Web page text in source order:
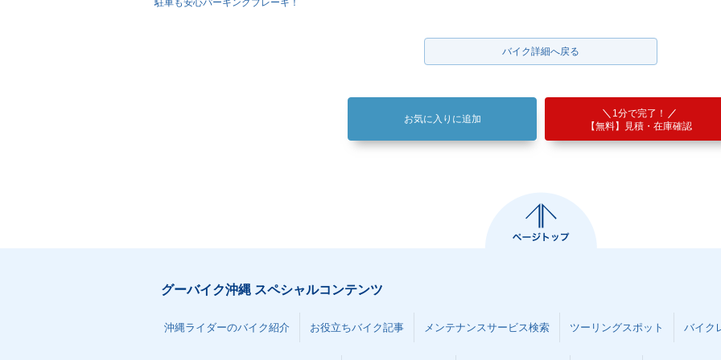
バイク詳細へ戻る
お気に入りに追加
1分で完了！
【無料】見積・在庫確認
グーバイク沖縄 スペシャルコンテンツ
沖縄ライダーのバイク紹介 お役立ちバイク記事 メンテナンスサービス検索 ツーリングスポット バイク